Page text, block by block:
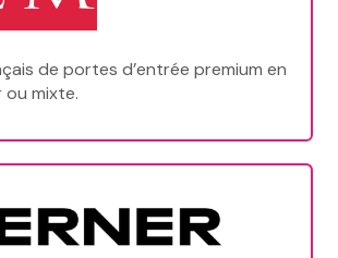
de portes d’entrée premium en
ou mixte.